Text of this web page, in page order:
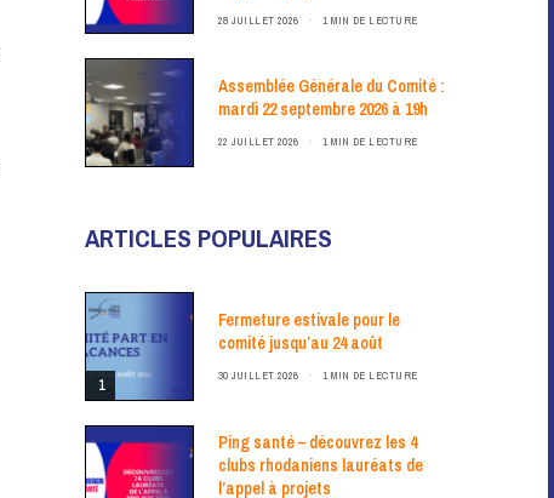
28 JUILLET 2026 1 MIN DE LECTURE
Assemblée Générale du Comité :
mardi 22 septembre 2026 à 19h
22 JUILLET 2026 1 MIN DE LECTURE
ARTICLES POPULAIRES
1
Fermeture estivale pour le
comité jusqu’au 24 août
30 JUILLET 2026 1 MIN DE LECTURE
Ping santé – découvrez les 4
clubs rhodaniens lauréats de
l’appel à projets